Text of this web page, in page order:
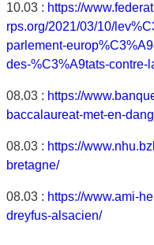
10.03 : https://
rps.org/2021/03/10/
parlement-
des-%C3%A9tats-contre-
08.03 : https://
baccalaureat-met-en-
08.03 : https://
bretagne/
08.03 : https://www.ami-
dreyfus-alsacien/